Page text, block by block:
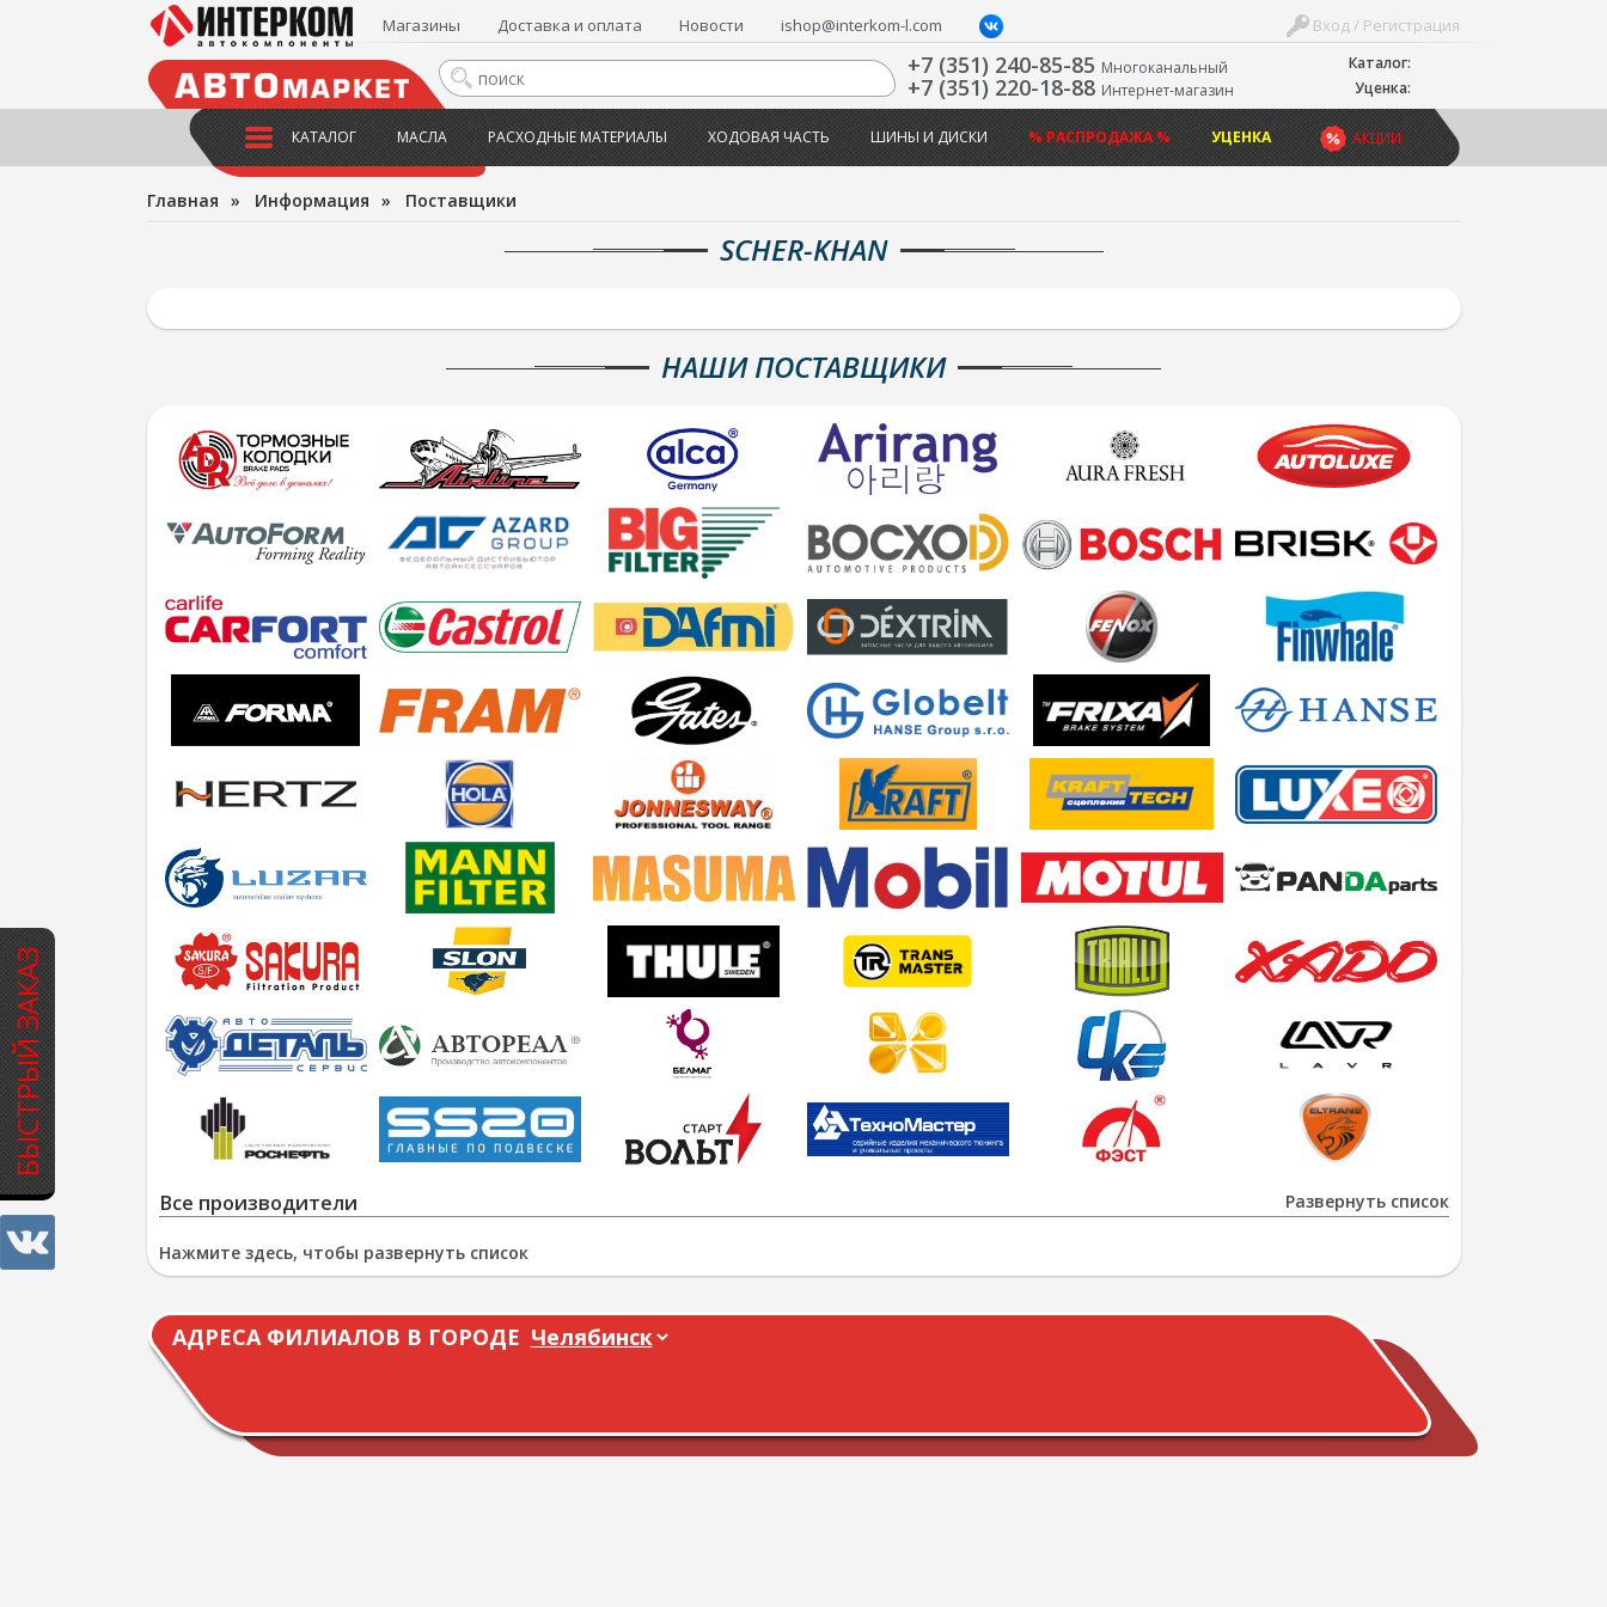
БЫСТРЫЙ ЗАКАЗ
Каталог:
Уценка:
Вход / Регистрация
Магазины Доставка и оплата Новости ishop@interkom-l.com
+7 (351) 240-85-85 Многоканальный
+7 (351) 220-18-88 Интернет-магазин
АКЦИИ
КАТАЛОГ МАСЛА РАСХОДНЫЕ МАТЕРИАЛЫ ХОДОВАЯ ЧАСТЬ ШИНЫ И ДИСКИ % РАСПРОДАЖА % УЦЕНКА
Главная » Информация » Поставщики
SCHER-KHAN
НАШИ ПОСТАВЩИКИ
Развернуть список
Все производители
Нажмите здесь, чтобы развернуть список
АДРЕСА ФИЛИАЛОВ В ГОРОДЕ